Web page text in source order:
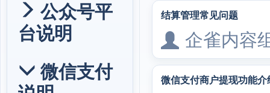
公众号平
台说明
微信支付
结算管理常见问题
企雀内容
微信支付商户提现功能介